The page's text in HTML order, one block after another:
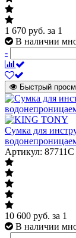
1 670 руб. за 1
В наличии
-
Быстрый
Сумка для
Артикул: 87711C
10 600 руб. за 1
В наличии